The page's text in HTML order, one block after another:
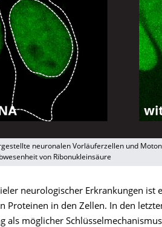
neuronalen Vorläuferzellen und
von Ribonukleinsäure
neurologischer Erkrankungen ist
Proteinen in den Zellen. In den
als möglicher